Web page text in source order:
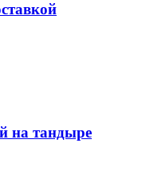
на тандыре